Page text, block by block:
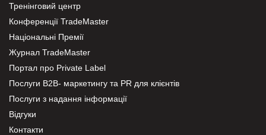
Тренінговий центр
Конференції TradeMaster
Національні Премії
Журнал TradeMaster
Портал про Private Label
Послуги В2В- маркетингу та PR для клієнтів
Послуги з надання інформації
Відгуки
Контакти